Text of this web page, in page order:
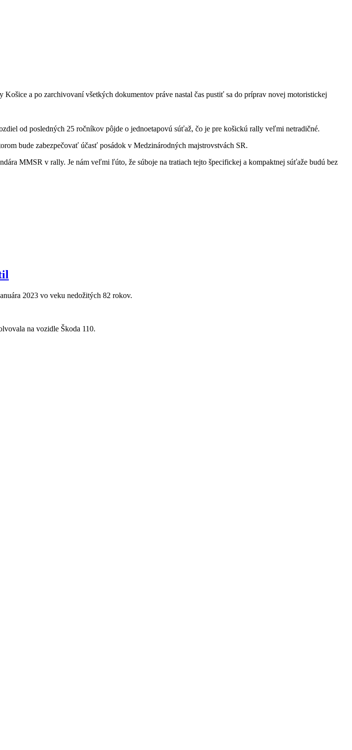
a po zarchivovaní všetkých dokumentov práve nastal čas pustiť sa do príprav novej motoristickej
od posledných 25 ročníkov pôjde o jednoetapovú súťaž, čo je pre košickú rally veľmi netradičné.
bude zabezpečovať účasť posádok v Medzinárodných majstrovstvách SR.
MMSR v rally. Je nám veľmi ľúto, že súboje na tratiach tejto špecifickej a kompaktnej súťaže budú bez
2023 vo veku nedožitých 82 rokov.
na vozidle Škoda 110.